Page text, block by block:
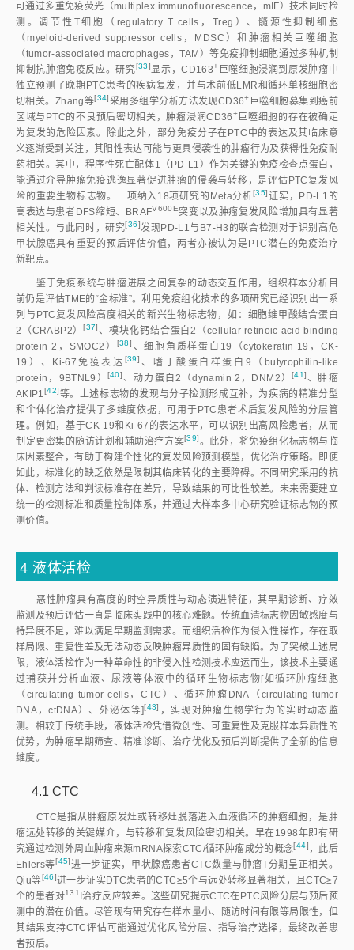
可通过多重免疫荧光（multiplex immunofluorescence，mIF）技术同时检
测。调节性T细胞（regulatory T cells，Treg）、髓源性抑制细胞
（myeloid-derived suppressor cells，MDSC）和肿瘤相关巨噬细胞
（tumor-associated macrophages，TAM）等免疫抑制细胞通过多种机制
抑制抗肿瘤免疫反应。研究[33]显示，CD163+ 巨噬细胞浸润到原发肿瘤中
独立预测了晚期PTC患者的疾病复发，并与术前低LMR和循环单核细胞密
切相关。Zhang等[34]采用多组学分析方法发现CD36+ 巨噬细胞募集到癌前
区域与PTC的不良预后密切相关，肿瘤浸润CD36+ 巨噬细胞的存在被确定
为复发的危险因素。除此之外，部分免疫分子在PTC中的表达及其临床意
义逐渐受到关注，其阳性表达可能与更具侵袭性的肿瘤行为及获得性免疫耐
药相关。其中，程序性死亡配体1（PD-L1）作为关键的免疫检查点蛋白，
能通过介导肿瘤免疫逃逸显著促进肿瘤的侵袭与转移，是评估PTC复发风
险的重要生物标志物。一项纳入18项研究的Meta分析[35]证实，PD-L1的
高表达与患者DFS缩短、BRAFV600E突变以及肿瘤复发风险增加具有显著
相关性。与此同时，研究[36]发现PD-L1与B7-H3的联合检测对于识别高危
甲状腺癌具有重要的预后评估价值，两者亦被认为是PTC潜在的免疫治疗
新靶点。
鉴于免疫系统与肿瘤进展之间复杂的动态交互作用，组织样本分析目
前仍是评估TME的“金标准”。利用免疫组化技术的多项研究已经识别出一系
列与PTC复发风险高度相关的新兴生物标志物，如：细胞维甲酸结合蛋白
2（CRABP2）[37] 、模块化钙结合蛋白2（cellular retinoic acid-binding
protein 2，SMOC2 ） [38] 、细胞角质样蛋白19（cytokeratin 19，CK-
19）、Ki-67免疫表 达 [39] 、嗜丁酸蛋白样蛋白9（butyrophilin-like
protein，9BTNL9 ） [40] 、动力蛋白2（dynamin 2，DNM2 ） [41] 、肿瘤
AKIP1[42]等。上述标志物的发现与分子检测形成互补，为疾病的精准分型
和个体化治疗提供了多维度依据，可用于PTC患者术后复发风险的分层管
理。例如，基于CK-19和Ki-67的表达水平，可以识别出高风险患者，从而
制定更密集的随访计划和辅助治疗方案[39]。此外，将免疫组化标志物与临
床因素整合，有助于构建个性化的复发风险预测模型，优化治疗策略。即便
如此，标准化的缺乏依然是限制其临床转化的主要障碍。不同研究采用的抗
体、检测方法和判读标准存在差异，导致结果的可比性较差。未来需要建立
统一的检测标准和质量控制体系，并通过大样本多中心研究验证标志物的预
测价值。
4 液体活检
恶性肿瘤具有高度的时空异质性与动态演进特征，其早期诊断、疗效
监测及预后评估一直是临床实践中的核心难题。传统血清标志物因敏感度与
特异度不足，难以满足早期监测需求。而组织活检作为侵入性操作，存在取
样局限、重复性差及无法动态反映肿瘤异质性的固有缺陷。为了突破上述局
限，液体活检作为一种革命性的非侵入性检测技术应运而生，该技术主要通
过捕获并分析血液、尿液等体液中的循环生物标志物[如循环肿瘤细胞
（circulating tumor cells，CTC）、循环肿瘤DNA（circulating-tumor
DNA，ctDNA）、外泌体等][43] ，实现对肿瘤生物学行为的实时动态监
测。相较于传统手段，液体活检凭借微创性、可重复性及克服样本异质性的
优势，为肿瘤早期筛查、精准诊断、治疗优化及预后判断提供了全新的信息
维度。
4.1 CTC
CTC是指从肿瘤原发灶或转移灶脱落进入血液循环的肿瘤细胞，是肿
瘤远处转移的关键媒介，与转移和复发风险密切相关。早在1998年即有研
究通过检测外周血肿瘤来源mRNA探索CTC/循环肿瘤成分的概念[44] ，此后
Ehlers等[45]进一步证实，甲状腺癌患者CTC数量与肿瘤T分期呈正相关。
Qiu等[46]进一步证实DTC患者的CTC≥5个与远处转移显著相关，且CTC≥7
个的患者对131 I治疗反应较差。这些研究提示CTC在PTC风险分层与预后预
测中的潜在价值。尽管现有研究存在样本量小、随访时间有限等局限性，但
其结果支持CTC评估可能通过优化风险分层、指导治疗选择，最终改善患
者预后。